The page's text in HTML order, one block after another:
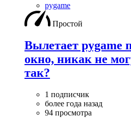
pygame
Простой
Вылетает pygame
окно, никак не
так?
1 подписчик
более года назад
94 просмотра